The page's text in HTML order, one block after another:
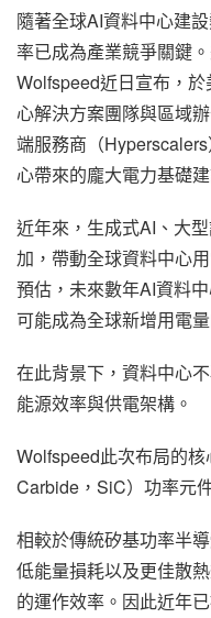
隨著全球AI資料中心建
率已成為產業競爭關鍵
Wolfspeed近日宣布，
心解決方案團隊與區域
端服務商（
心帶來的龐大電力基礎
近年來，生成式AI、大
加，帶動全球資料中心
預估，未來數年AI資料
可能成為全球新增用電
在此背景下，資料中心
能源效率與供電架構。
Wolfspeed此次布局的
Carbide，SiC）功率元
相較於傳統矽基功率半
低能量損耗以及更佳散
的運作效率。因此近年